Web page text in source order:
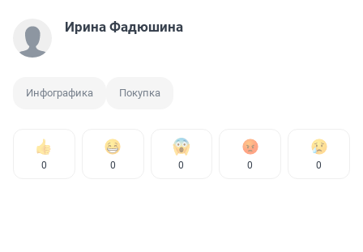
Ирина Фадюшина
Инфографика Покупка
0 0 0 0 0